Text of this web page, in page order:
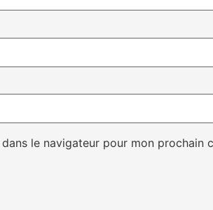
le navigateur pour mon prochain